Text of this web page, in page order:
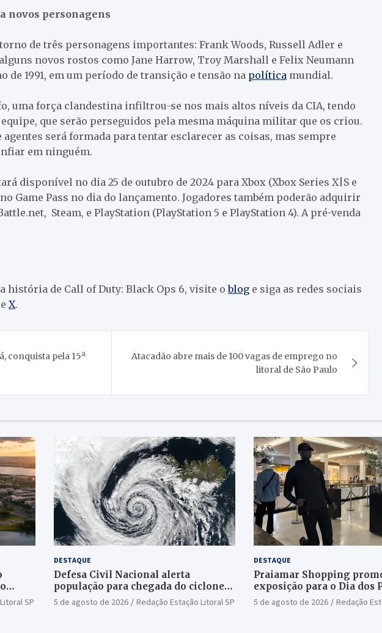
novos personagens
de três personagens importantes: Frank Woods, Russell Adler e
novos rostos como Jane Harrow, Troy Marshall e Felix Neumann
de 1991, em um período de transição e tensão na política mundial.
uma força clandestina infiltrou-se nos mais altos níveis da CIA, tendo
que serão perseguidos pela mesma máquina militar que os criou.
agentes será formada para tentar esclarecer as coisas, mas sempre
em ninguém.
disponível no dia 25 de outubro de 2024 para Xbox (Xbox Series X|S e
Game Pass no dia do lançamento. Jogadores também poderão adquirir
Steam, e PlayStation (PlayStation 5 e PlayStation 4). A pré-venda
história de Call of Duty: Black Ops 6, visite oblog e siga as redes sociais
e X.
conquista pela 15ª
Atacadão abre mais de 100 vagas de emprego no
litoral de São Paulo
SP
DESTAQUE
Defesa Civil Nacional alerta
população para chegada do ciclone
bomba
5 de agosto de 2026 Redação Estação Litoral SP
DESTAQUE
Praiamar Shopping
exposição para o Dia dos
Santos
5 de agosto de 2026 Redação